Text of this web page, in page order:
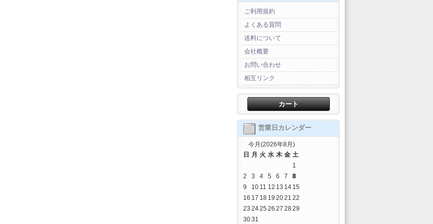
ご利用規約
よくある質問
送料について
会社概要
お問い合わせ
相互リンク
カート
営業日カレンダー
今月(2026年8月)
日 月 火 水 木 金 土
1
2
3 4 5 6 7
8
9
10 11 12 13 14 15
16 17 18 19 2021 22
23 2425 26 27 2829
3031